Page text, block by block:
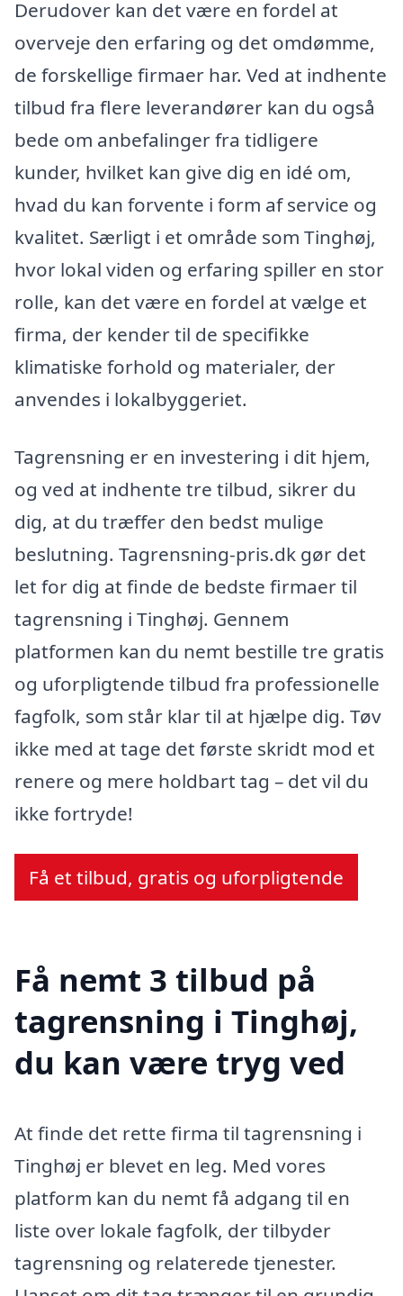
Derudover kan det være en fordel at
overveje den erfaring og det omdømme,
de forskellige firmaer har. Ved at indhente
tilbud fra flere leverandører kan du også
bede om anbefalinger fra tidligere
kunder, hvilket kan give dig en idé om,
hvad du kan forvente i form af service og
kvalitet. Særligt i et område som Tinghøj,
hvor lokal viden og erfaring spiller en stor
rolle, kan det være en fordel at vælge et
firma, der kender til de specifikke
klimatiske forhold og materialer, der
anvendes i lokalbyggeriet.
Tagrensning er en investering i dit hjem,
og ved at indhente tre tilbud, sikrer du
dig, at du træffer den bedst mulige
beslutning. Tagrensning-pris.dk gør det
let for dig at finde de bedste firmaer til
tagrensning i Tinghøj. Gennem
platformen kan du nemt bestille tre gratis
og uforpligtende tilbud fra professionelle
fagfolk, som står klar til at hjælpe dig. Tøv
ikke med at tage det første skridt mod et
renere og mere holdbart tag – det vil du
ikke fortryde!
Få et tilbud, gratis og uforpligtende
Få nemt 3 tilbud på
tagrensning i Tinghøj,
du kan være tryg ved
At finde det rette firma til tagrensning i
Tinghøj er blevet en leg. Med vores
platform kan du nemt få adgang til en
liste over lokale fagfolk, der tilbyder
tagrensning og relaterede tjenester.